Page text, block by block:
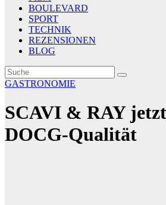
BOULEVARD
SPORT
TECHNIK
REZENSIONEN
BLOG
GASTRONOMIE
SCAVI & RAY
DOCG-Qualität